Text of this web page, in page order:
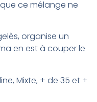
ce mélange ne
organise un
en est à couper le
Mixte, + de 35 et +